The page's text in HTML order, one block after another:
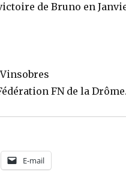
de Bruno en
FN de la
E-mail